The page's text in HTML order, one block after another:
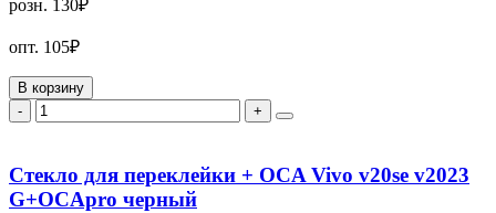
розн. 130₽
опт. 105₽
В корзину
-
+
Стекло для переклейки + OCA Vivo v20se v2023
G+OCApro черный